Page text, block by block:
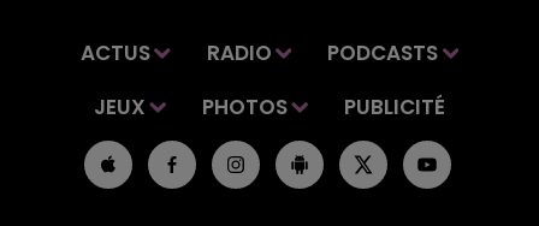
ACTUS RADIO
PODCASTS
JEUX
PHOTOS PUBLICITÉ